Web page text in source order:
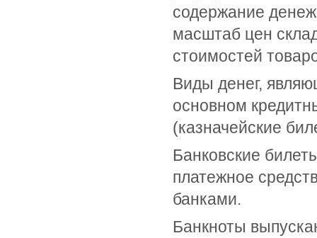
содержание
масштаб цен
стоимостей
Виды денег,
основном
(казначейские
Банковские
платежное
банками.
Банкноты